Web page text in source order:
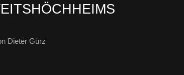
Dieter Gürz